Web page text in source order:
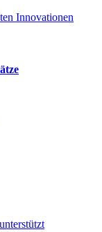
Innovationen